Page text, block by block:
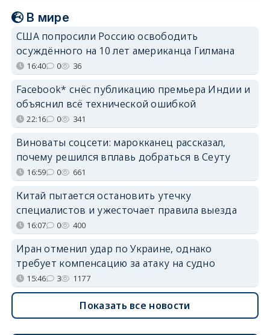
В мире
США попросили Россию освободить
осуждённого на 10 лет американца Гилмана
16:40 0 36
Facebook* снёс публикацию премьера Индии и
объяснил всё технической ошибкой
22:16 0 341
Виноваты соцсети: марокканец рассказал,
почему решился вплавь добраться в Сеуту
16:59 0 661
Китай пытается остановить утечку
специалистов и ужесточает правила выезда
16:07 0 400
Иран отменил удар по Украине, однако
требует компенсацию за атаку на судно
15:46 3 1177
Показать все новости